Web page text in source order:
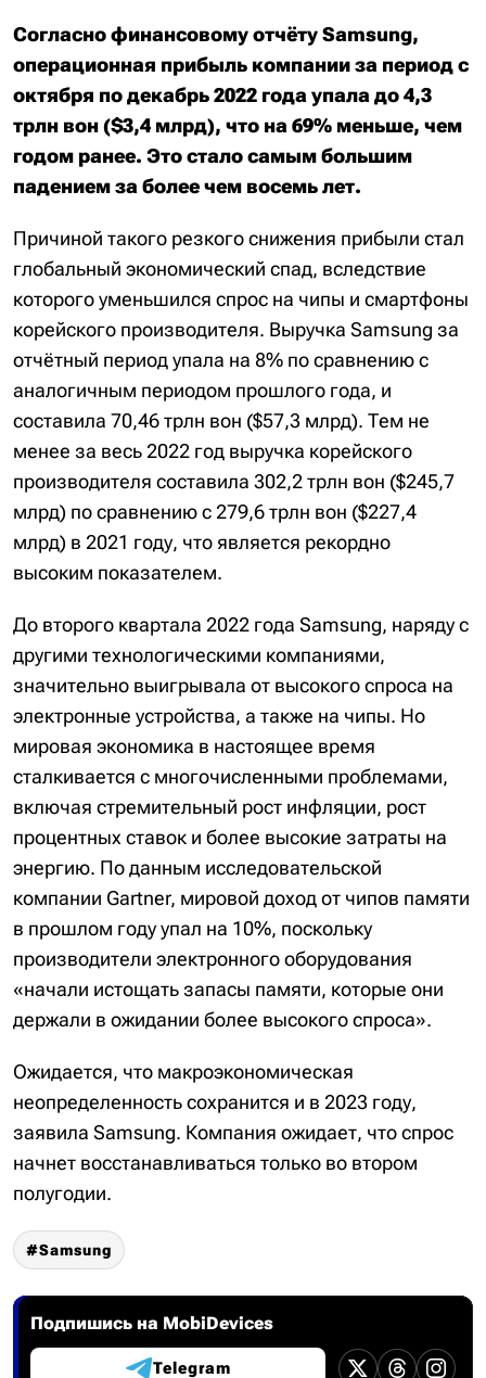
Согласно финансовому отчёту Samsung,
операционная прибыль компании за период с
октября по декабрь 2022 года упала до 4,3
трлн вон ($3,4 млрд), что на 69% меньше, чем
годом ранее. Это стало самым большим
падением за более чем восемь лет.
Причиной такого резкого снижения прибыли стал
глобальный экономический спад, вследствие
которого уменьшился спрос на чипы и смартфоны
корейского производителя. Выручка Samsung за
отчётный период упала на 8% по сравнению с
аналогичным периодом прошлого года, и
составила 70,46 трлн вон ($57,3 млрд). Тем не
менее за весь 2022 год выручка корейского
производителя составила 302,2 трлн вон ($245,7
млрд) по сравнению с 279,6 трлн вон ($227,4
млрд) в 2021 году, что является рекордно
высоким показателем.
До второго квартала 2022 года Samsung, наряду с
другими технологическими компаниями,
значительно выигрывала от высокого спроса на
электронные устройства, а также на чипы. Но
мировая экономика в настоящее время
сталкивается с многочисленными проблемами,
включая стремительный рост инфляции, рост
процентных ставок и более высокие затраты на
энергию. По данным исследовательской
компании Gartner, мировой доход от чипов памяти
в прошлом году упал на 10%, поскольку
производители электронного оборудования
«начали истощать запасы памяти, которые они
держали в ожидании более высокого спроса».
Ожидается, что макроэкономическая
неопределенность сохранится и в 2023 году,
заявила Samsung. Компания ожидает, что спрос
начнет восстанавливаться только во втором
полугодии.
Samsung
Подпишись на MobiDevices
Telegram